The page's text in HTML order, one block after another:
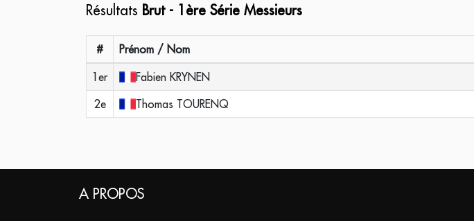
Résultats Brut - 1ère Série Messieurs
# Prénom / Nom
1er
Fabien KRYNEN
2e
Thomas TOURENQ
A PROPOS